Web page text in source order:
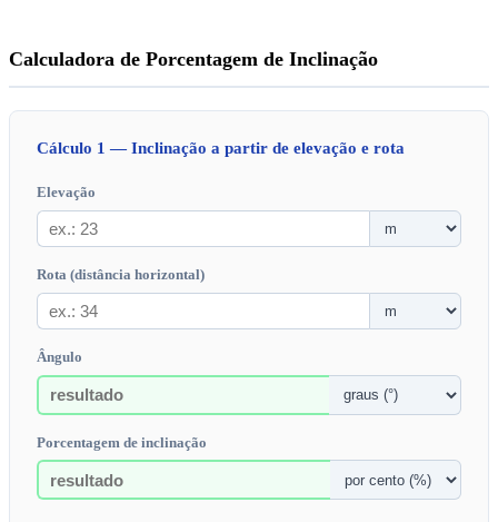
Calculadora de Porcentagem de Inclinação
Cálculo 1 — Inclinação a partir de elevação e rota
Elevação
Rota (distância horizontal)
Ângulo
Porcentagem de inclinação